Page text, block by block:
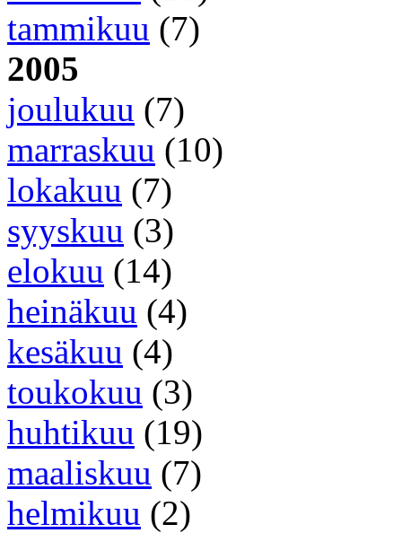
tammikuu (7)
2005
joulukuu (7)
marraskuu (10)
lokakuu (7)
syyskuu (3)
elokuu (14)
heinäkuu (4)
kesäkuu (4)
toukokuu (3)
huhtikuu (19)
maaliskuu (7)
helmikuu (2)